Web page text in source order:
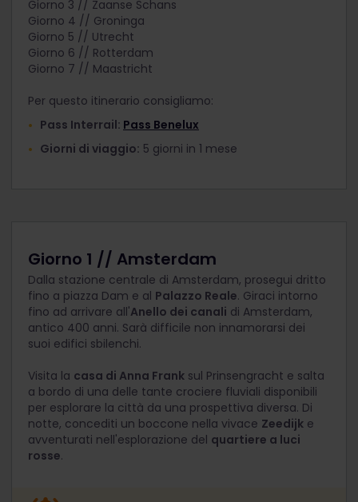
Giorno 3 // Zaanse Schans
Giorno 4 // Groninga
Giorno 5 // Utrecht
Giorno 6 // Rotterdam
Giorno 7 // Maastricht
Per questo itinerario consigliamo:
Pass Interrail: Pass Benelux
Giorni di viaggio: 5 giorni in 1 mese
Giorno 1 // Amsterdam
Dalla stazione centrale di Amsterdam, prosegui dritto
fino a piazza Dam e al Palazzo Reale. Giraci intorno
fino ad arrivare all'Anello dei canali di Amsterdam,
antico 400 anni. Sarà difficile non innamorarsi dei
suoi edifici sbilenchi.
Visita la casa di Anna Frank sul Prinsengracht e salta
a bordo di una delle tante crociere fluviali disponibili
per esplorare la città da una prospettiva diversa. Di
notte, concediti un boccone nella vivace Zeedijk e
avventurati nell'esplorazione del quartiere a luci
rosse.